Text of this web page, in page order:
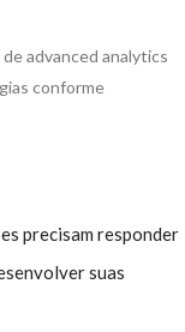
advanced analytics
conforme
precisam responder
suas